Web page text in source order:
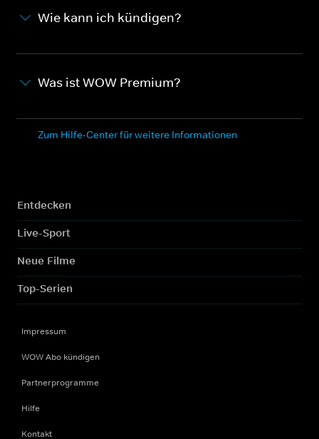
Wie kann ich kündigen?
Was ist WOW Premium?
Zum Hilfe-Center für weitere Informationen
Entdecken
Live-Sport
Neue Filme
Top-Serien
Impressum
WOW Abo kündigen
Partnerprogramme
Hilfe
Kontakt